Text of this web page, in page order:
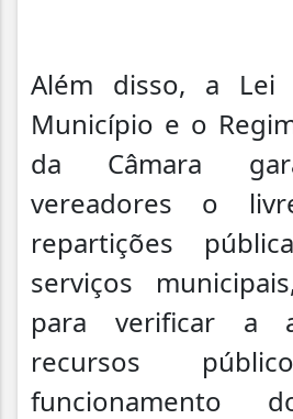
Além disso, a Lei
Município e o
da Câmara
vereadores o
repartições
serviços
para verificar a
recursos
funcionamento